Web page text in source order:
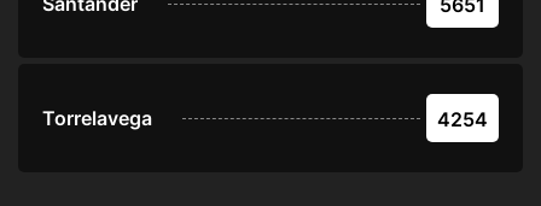
5651
Torrelavega 4254